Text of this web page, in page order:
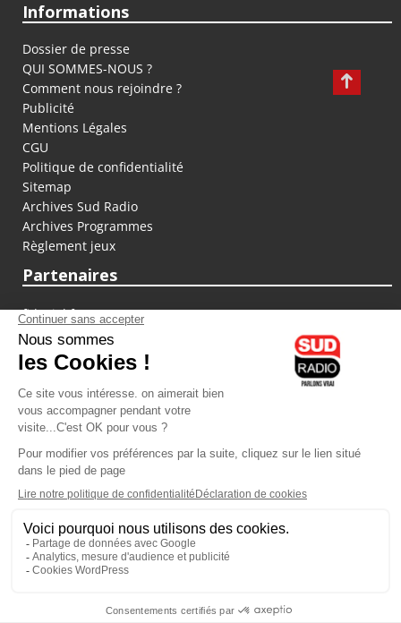
Informations
Dossier de presse
QUI SOMMES-NOUS ?
Comment nous rejoindre ?
Publicité
Mentions Légales
CGU
Politique de confidentialité
Sitemap
Archives Sud Radio
Archives Programmes
Règlement jeux
Partenaires
fiducial.fr
lyoncapitale.fr
olympique-et-lyonnais.com
L'application Iphone / Android
Téléchargez l'application
Les cookies
Gestion des cookies
Crédit photos : ©Sud Radio / Pierre Olivier